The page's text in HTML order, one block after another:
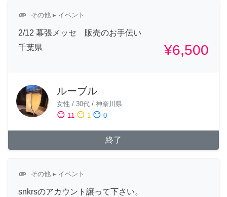
attachment その他 ▸ イベント
2/12 幕張メッセ 販売のお手伝い
千葉県
¥6,500
ルーブル
女性 / 30代 / 神奈川県
sentiment_satisfied 11 sentiment_neutral 1 sentiment_dissatisfied 0
終了
attachment その他 ▸ イベント
snkrsのアカウント譲って下さい。